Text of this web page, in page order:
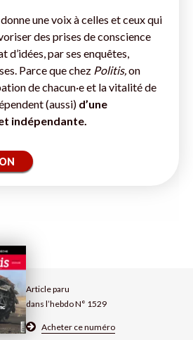
Article paru
dans l’hebdo N° 1529
Acheter ce numéro
une voix à celles et ceux qui
des prises de conscience
par ses enquêtes,
Parce que chez Politis, on
de chacun·e et la vitalité de
(aussi) d’une
indépendante.